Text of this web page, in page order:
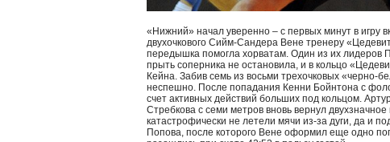
«Нижний» начал уверенно – с первых минут в игру
двухочкового Сийм-Сандера Вене тренеру
передышка помогла хорватам. Один из их лидеров
прыть соперника не остановила, и в кольцо
Кейна. Забив семь из восьми трехочковых «черно-
неспешно. После попадания Кенни Бойнтона с
счет активных действий больших под кольцом.
Стребкова с семи метров вновь вернул
катастрофически не летели мячи из-за дуги, да и
Попова, после которого Вене оформил еще одно